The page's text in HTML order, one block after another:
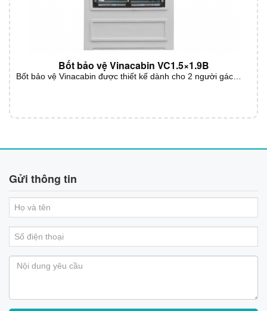
Bốt bảo vệ Vinacabin VC1.5×1.9B
Bốt bảo vệ Vinacabin được thiết kế dành cho 2 người gác…
Gửi thông tin